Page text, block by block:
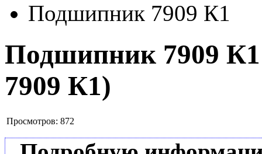
Подшипник 7909 К1
Подшипник 7909
7909 К1)
Просмотров: 872